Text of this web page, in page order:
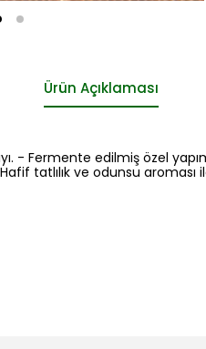
Ürün Açıklaması
- Fermente edilmiş özel
tatlılık ve odunsu